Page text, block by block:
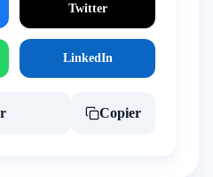
Twitter
LinkedIn
Copier